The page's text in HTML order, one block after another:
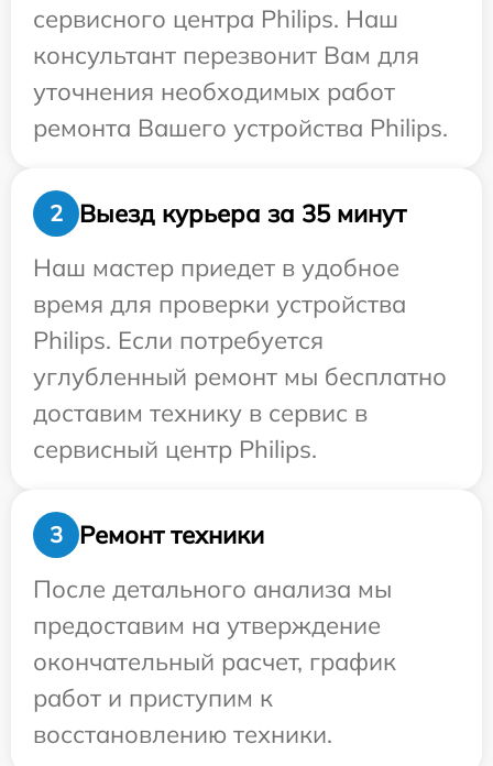
сервисного центра Philips. Наш
консультант перезвонит Вам для
уточнения необходимых работ
ремонта Вашего устройства Philips.
2
Выезд курьера за 35 минут
Наш мастер приедет в удобное
время для проверки устройства
Philips. Если потребуется
углубленный ремонт мы бесплатно
доставим технику в сервис в
сервисный центр Philips.
3
Ремонт техники
После детального анализа мы
предоставим на утверждение
окончательный расчет, график
работ и приступим к
восстановлению техники.